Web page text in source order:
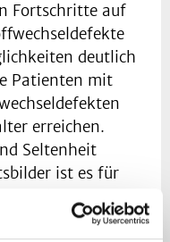
Fortschritte auf
deutlich
Patienten mit
erreichen.
Seltenheit
ist es für
behandelt